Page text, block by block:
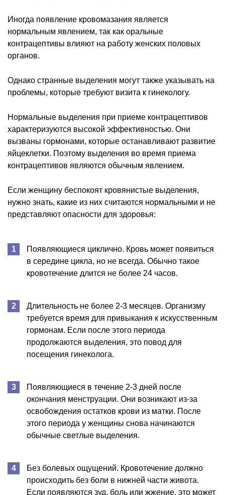
Иногда появление кровомазания является
нормальным явлением, так как оральные
контрацептивы влияют на работу женских половых
органов.
Однако странные выделения могут также указывать на
проблемы, которые требуют визита к гинекологу.
Нормальные выделения при приеме контрацептивов
характеризуются высокой эффективностью. Они
вызваны гормонами, которые останавливают развитие
яйцеклетки. Поэтому выделения во время приема
контрацептивов являются обычным явлением.
Если женщину беспокоят кровянистые выделения,
нужно знать, какие из них считаются нормальными и не
представляют опасности для здоровья:
Появляющиеся циклично. Кровь может появиться
в середине цикла, но не всегда. Обычно такое
кровотечение длится не более 24 часов.
Длительность не более 2-3 месяцев. Организму
требуется время для привыкания к искусственным
гормонам. Если после этого периода
продолжаются выделения, это повод для
посещения гинеколога.
Появляющиеся в течение 2-3 дней после
окончания менструации. Они возникают из-за
освобождения остатков крови из матки. После
этого периода у женщины снова начинаются
обычные светлые выделения.
Без болевых ощущений. Кровотечение должно
происходить без боли в нижней части живота.
Если появляются зуд, боль или жжение, это может